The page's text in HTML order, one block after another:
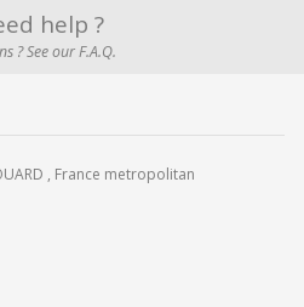
help ?
? See our F.A.Q.
, France metropolitan